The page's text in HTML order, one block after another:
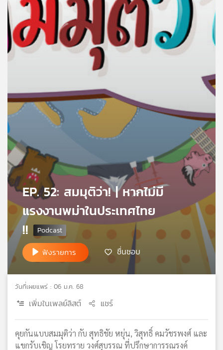
บทความ
ข่าว
และ
เกี่ยว
กับ
เรา
เครือ
ข่าย
วิทยุ
ไทย
พี
บี
เอส
แผนที่
วิทยุ
เครือ
ข่าย
EP. 52: สมมุติว่า! | หากไม่มี
แรงงานพม่าในประเทศไทย
!!
ฟังรายการ ชื่นชอบ
วันที่เผยแพร่ : 06 ม.ค. 68
เพิ่มในเพลย์ลิสต์ แชร์
คุยกันแบบสมมุติว่า กับ สุทธิชัย หยุ่น, วิสุทธิ์ คมวัชรพงศ์ และ
แขกรับเชิญ โรยทราย วงศ์สุบรรณ ที่ปรึกษาการรณรงค์